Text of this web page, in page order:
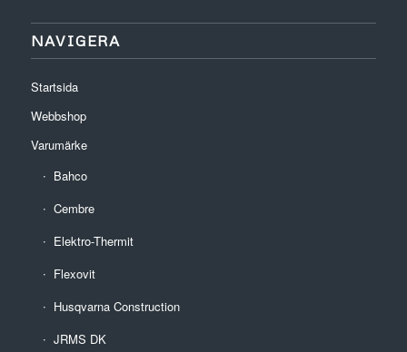
NAVIGERA
Startsida
Webbshop
Varumärke
Bahco
Cembre
Elektro-Thermit
Flexovit
Husqvarna Construction
JRMS DK